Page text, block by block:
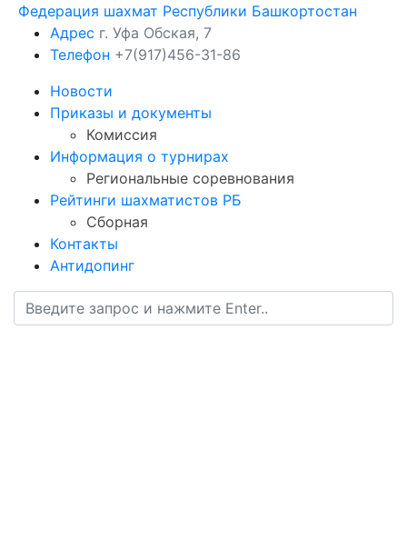
Федерация шахмат Республики Башкортостан
Адрес г. Уфа Обская, 7
Телефон +7(917)456-31-86
Новости
Приказы и документы
Комиссия
Информация о турнирах
Региональные соревнования
Рейтинги шахматистов РБ
Сборная
Контакты
Антидопинг